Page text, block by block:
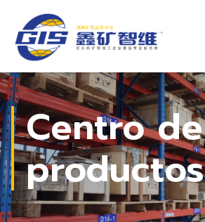
Centro de
productos